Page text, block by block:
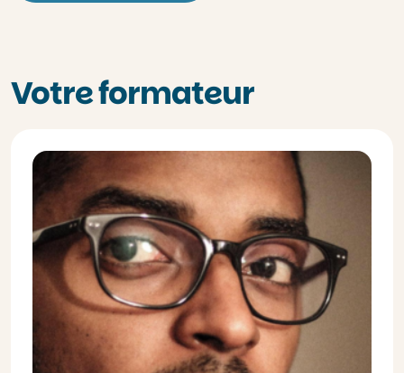
Votre formateur